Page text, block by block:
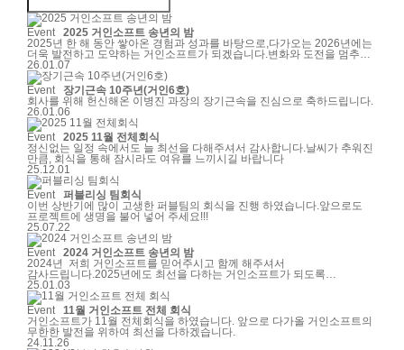
Event 2025 거인소프트 송년의 밤
2025년 한 해 동안 쌓아온 경험과 성과를 바탕으로,다가오는 2026년에는
더욱 발전하고 도약하는 거인소프트가 되겠습니다.변화와 도전을 멈추지
않으며, 신뢰받는 파트너로서 지속적인 성장을 이어가겠습니다.
26.01.07
Event
장기근속 10주년(거인6호)
회사를 위해 헌신해온 이병진 과장의 장기근속을 진심으로 축하드립니다.
26.01.06
Event 2025 11월 전체회식
정신없는 일정 속에서도 늘 최선을 다해주셔서 감사합니다.날씨가 추워진
만큼, 회식을 통해 잠시라도 여유를 느끼시길 바랍니다
25.12.01
Event 퍼블리싱 팀회식
이번 상반기에 많이 고생한 퍼블팀의 회식을 진행 하였습니다.앞으로도
프로젝트에 생명을 불어 넣어 주세요!!!
25.07.22
Event 2024 거인소프트 송년의 밤
2024년 저희 거인소프트를 믿어주시고 함께 해주셔서
감사드립니다.2025년에도 최선을 다하는 거인소프트가 되도록
노력하겠습니다.
25.01.03
Event 11월 거인소프트 전체 회식
거인소프트가 11월 전체회식을 하였습니다. 앞으로 다가올 거인소프트의
무한한 발전을 위하여 최선을 다하겠습니다.
24.11.26